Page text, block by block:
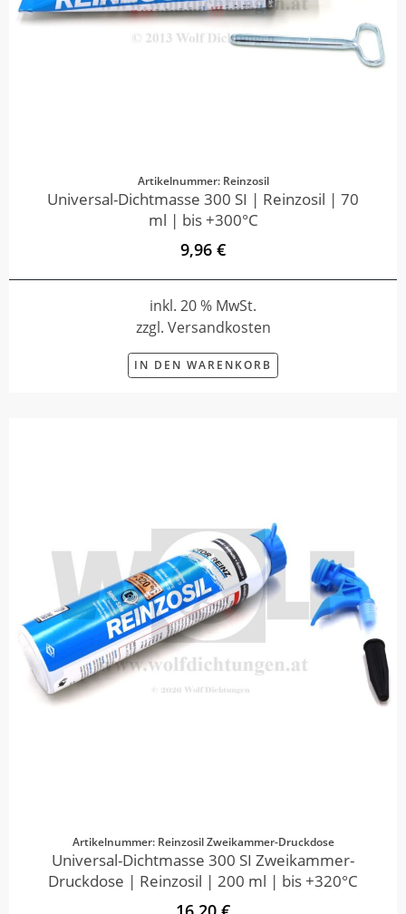
Artikelnummer: Reinzosil
Universal-Dichtmasse 300 SI | Reinzosil | 70
ml | bis +300°C
9,96 €
inkl. 20 % MwSt.
zzgl. Versandkosten
IN DEN WARENKORB
Artikelnummer: Reinzosil Zweikammer-Druckdose
Universal-Dichtmasse 300 SI Zweikammer-
Druckdose | Reinzosil | 200 ml | bis +320°C